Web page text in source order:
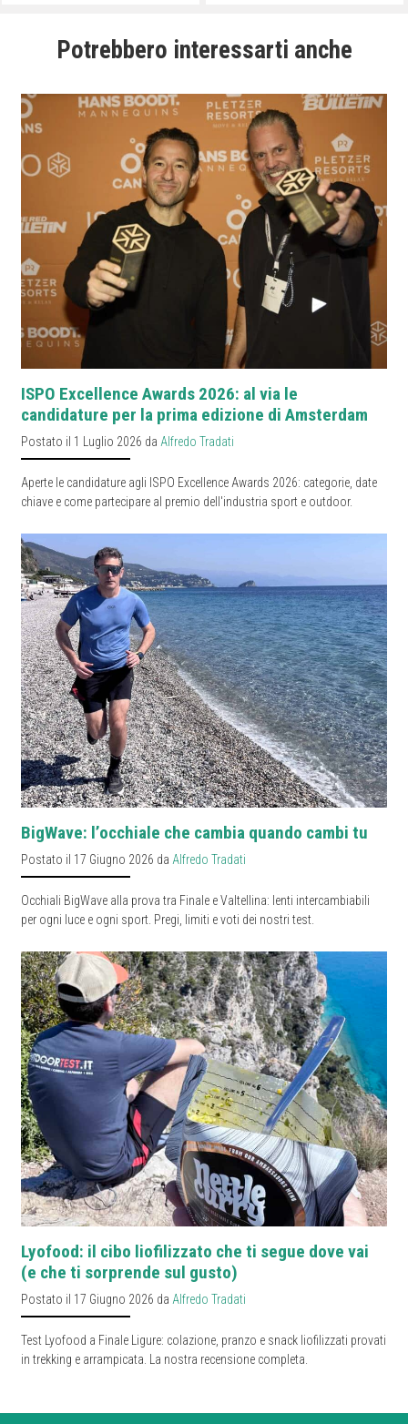
Potrebbero interessarti anche
ISPO Excellence Awards 2026: al via le
candidature per la prima edizione di Amsterdam
Postato il 1 Luglio 2026 da Alfredo Tradati
Aperte le candidature agli ISPO Excellence Awards 2026: categorie, date
chiave e come partecipare al premio dell'industria sport e outdoor.
BigWave: l’occhiale che cambia quando cambi tu
Postato il 17 Giugno 2026 da Alfredo Tradati
Occhiali BigWave alla prova tra Finale e Valtellina: lenti intercambiabili
per ogni luce e ogni sport. Pregi, limiti e voti dei nostri test.
Lyofood: il cibo liofilizzato che ti segue dove vai
(e che ti sorprende sul gusto)
Postato il 17 Giugno 2026 da Alfredo Tradati
Test Lyofood a Finale Ligure: colazione, pranzo e snack liofilizzati provati
in trekking e arrampicata. La nostra recensione completa.